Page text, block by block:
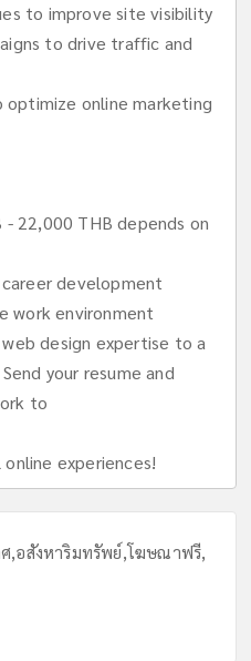
to improve site visibility
to drive traffic and
online marketing
22,000 THB depends on
development
work environment
design expertise to a
your resume and
to
experiences!
,อสังหาริมทรัพย์,โฆษณาฟรี,